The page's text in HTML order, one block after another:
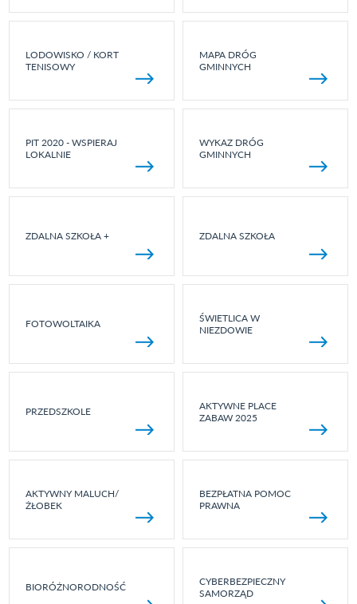
LODOWISKO / KORT
TENISOWY
MAPA DRÓG
GMINNYCH
PIT 2020 - WSPIERAJ
LOKALNIE
WYKAZ DRÓG
GMINNYCH
ZDALNA SZKOŁA + ZDALNA SZKOŁA
FOTOWOLTAIKA
ŚWIETLICA W
NIEZDOWIE
PRZEDSZKOLE
AKTYWNE PLACE
ZABAW 2025
AKTYWNY MALUCH/
ŻŁOBEK
BEZPŁATNA POMOC
PRAWNA
BIORÓŻNORODNOŚĆ
CYBERBEZPIECZNY
SAMORZĄD